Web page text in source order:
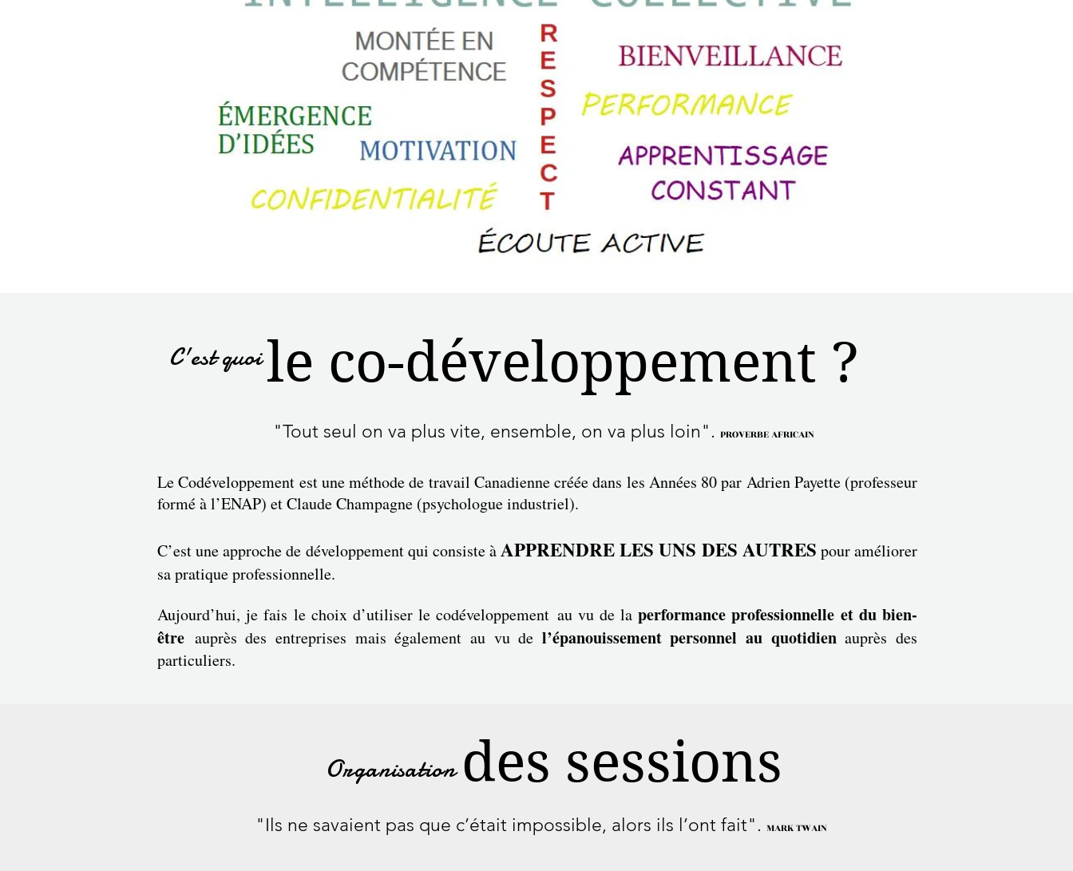
C'est quoile co-développement ?
"Tout seul on va plus vite, ensemble, on va plus loin". PROVERBE AFRICAIN
Le Codéveloppement est une méthode de travail Canadienne créée dans les Années 80 par Adrien Payette (professeur
formé à l’ENAP) et Claude Champagne (psychologue industriel).
C’est une approche de développement qui consiste àAPPRENDRE LES UNS DES AUTRES pour améliorer
sa pratique professionnelle.
Aujourd’hui, je fais le choix d’utiliser le codéveloppement au vu de laperformance professionnelle et du bien-
être auprès des entreprises mais également au vu de l’épanouissement personnel au quotidienauprès des
particuliers.
Organisation des sessions
"Ils ne savaient pas que c’était impossible, alors ils l’ont fait". MARK TWAIN